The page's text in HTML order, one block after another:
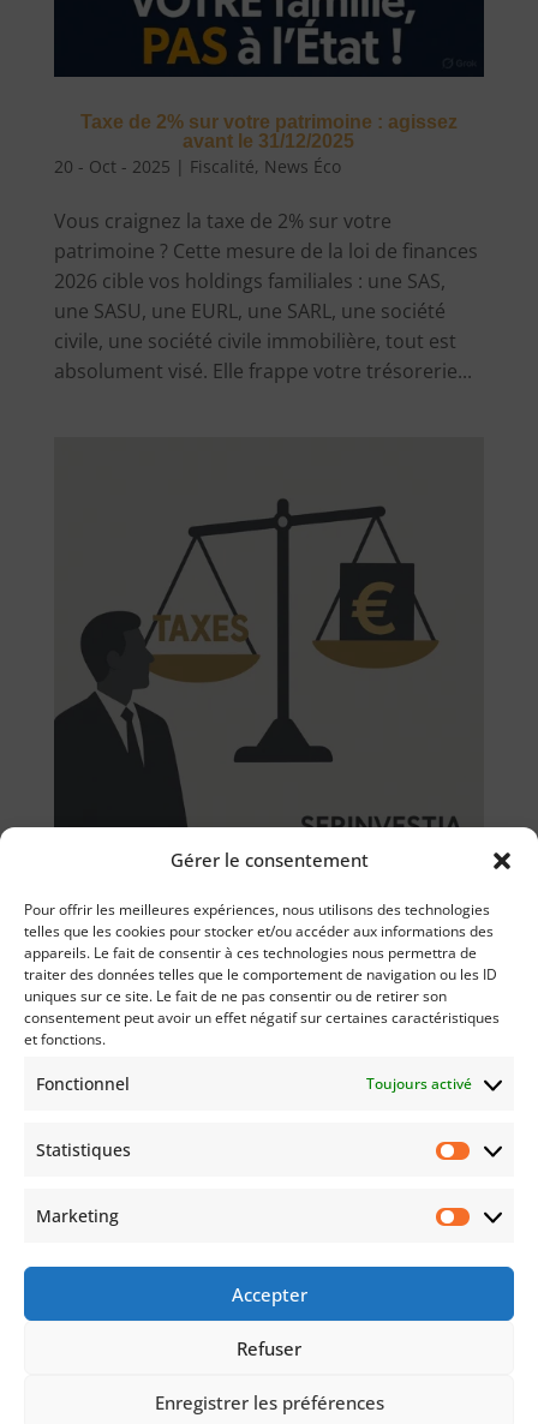
Gérer le consentement
Pour offrir les meilleures expériences, nous utilisons des technologies
telles que les cookies pour stocker et/ou accéder aux informations des
appareils. Le fait de consentir à ces technologies nous permettra de
traiter des données telles que le comportement de navigation ou les ID
uniques sur ce site. Le fait de ne pas consentir ou de retirer son
consentement peut avoir un effet négatif sur certaines caractéristiques
et fonctions.
Fonctionnel Toujours activé
Statistiques
Marketing
Accepter
Refuser
Enregistrer les préférences
Taxe de 2% sur votre patrimoine : agissez
avant le 31/12/2025
20 - Oct - 2025 | Fiscalité, News Éco
Vous craignez la taxe de 2% sur votre
patrimoine ? Cette mesure de la loi de finances
2026 cible vos holdings familiales : une SAS,
une SASU, une EURL, une SARL, une société
civile, une société civile immobilière, tout est
absolument visé. Elle frappe votre trésorerie...
Loi de finances 2026 : quand votre trésorerie
devient la cible fiscale
17 - Oct - 2025|Fiscalité,News Éco
Un client, dirigeant d’entreprise à succès, vient
de me poser une de ces préoccupations. Je la
partage avec vous car je crois que vous êtes
plusieurs dans ce cas. « Ma boîte tourne bien,
prudence). Nos...
FAQ
Contactez-Nous
Politique de cookies (UE)